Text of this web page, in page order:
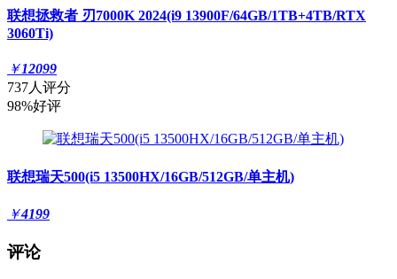
联想拯救者 刃7000K 2024(i9 13900F/64GB/1TB+4TB/RTX
3060Ti)
￥12099
737人评分
98%好评
联想瑞天500(i5 13500HX/16GB/512GB/单主机)
￥4199
评论